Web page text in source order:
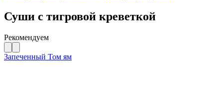
Суши с тигровой креветкой
Рекомендуем
Запеченный Том ям